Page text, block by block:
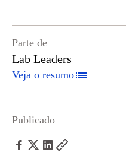
Parte de
Lab Leaders
Veja o resumo
Publicado